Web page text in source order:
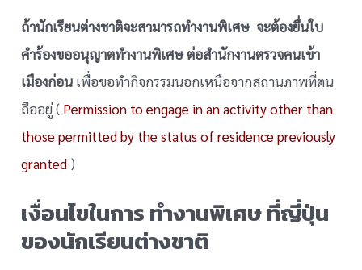
ถ้านักเรียนต่างชาติจะสามารถทำงานพิเศษ จะต้องยื่นใบ
คำร้องขออนุญาตทำงานพิเศษ ต่อสำนักงานตรวจคนเข้า
เมืองก่อน เพื่อขอทำกิจกรรมนอกเหนือจากสถานภาพที่ตน
ถืออยู่ ( Permission to engage in an activity other than
those permitted by the status of residence previously
granted )
เงื่อนไขในการ ทำงานพิเศษ ที่ญี่ปุ่น
ของนักเรียนต่างชาติ